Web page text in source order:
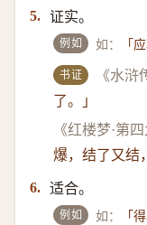
5. 证实。
例如 如： 「
书证 《水浒
了。」
《红楼梦·第四
爆，结了又结
6. 适合。
例如 如： 「